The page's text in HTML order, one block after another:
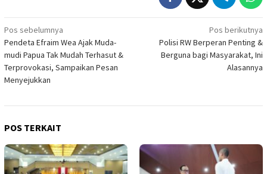
Navigasi
pos
Pos sebelumnya
Pendeta Efraim Wea Ajak Muda-
mudi Papua Tak Mudah Terhasut &
Terprovokasi, Sampaikan Pesan
Menyejukkan
Pos berikutnya
Polisi RW Berperan Penting &
Berguna bagi Masyarakat, Ini
Alasannya
POS TERKAIT